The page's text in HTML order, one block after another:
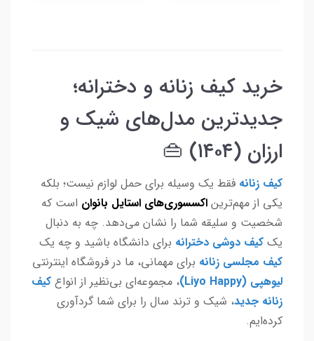
خرید کیف زنانه و دخترانه؛
جدیدترین مدل‌های شیک و
ارزان (۱۴۰۴) 👜
کیف زنانه فقط یک وسیله برای حمل لوازم نیست؛ بلکه
یکی از مهم‌ترین اکسسوری‌های استایل بانوان است که
شخصیت و سلیقه شما را نشان می‌دهد. چه به دنبال
یک کیف دوشی دخترانه برای دانشگاه باشید و چه یک
کیف مجلسی زنانه برای مهمانی، ما در فروشگاه اینترنتی
لیوهپی (Liyo Happy)
، مجموعه‌ای بی‌نظیر از انواع کیف
زنانه جدید، شیک و ترند سال را برای شما گردآوری
کرده‌ایم.